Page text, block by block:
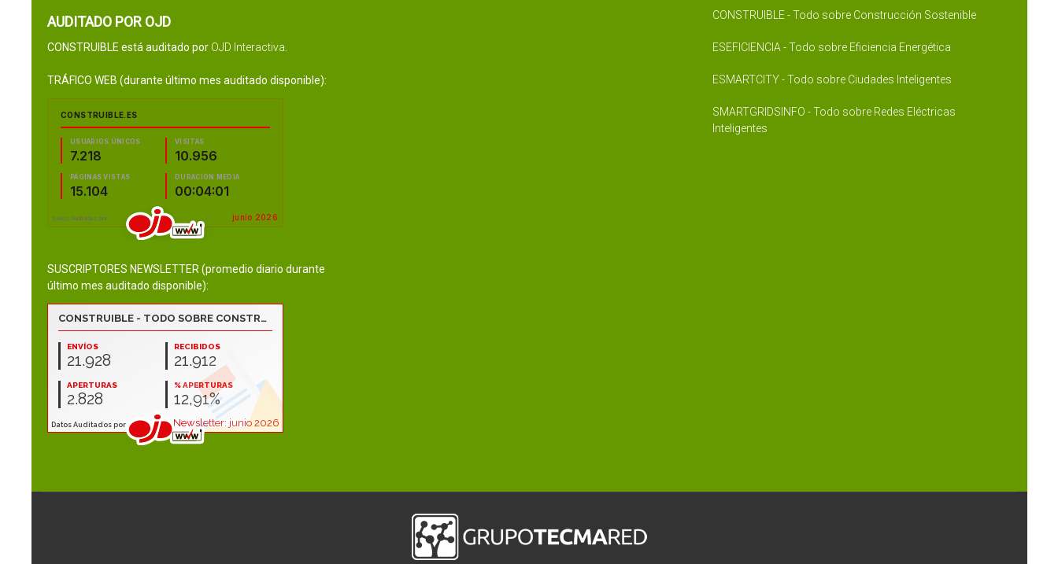
AUDITADO POR OJD
CONSTRUIBLE está auditado por OJD Interactiva
TRÁFICO WEB (durante último mes auditado disponible):
SUSCRIPTORES NEWSLETTER (promedio diario durante
último mes auditado disponible):
CONSTRUIBLE - Todo sobre Construcción Sostenible
ESEFICIENCIA - Todo sobre Eficiencia Energética
ESMARTCITY - Todo sobre Ciudades Inteligentes
SMARTGRIDSINFO - Todo sobre Redes Eléctricas
Inteligentes